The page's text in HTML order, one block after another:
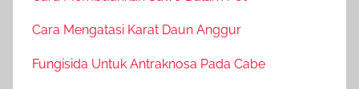
Cara Mengatasi Karat Daun Anggur
Fungisida Untuk Antraknosa Pada Cabe